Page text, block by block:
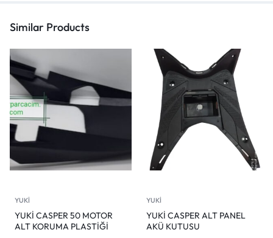
Similar Products
YUKİ
YUKİ CASPER 50 MOTOR
ALT KORUMA PLASTİĞİ
YUKİ
YUKİ CASPER ALT PANEL
AKÜ KUTUSU